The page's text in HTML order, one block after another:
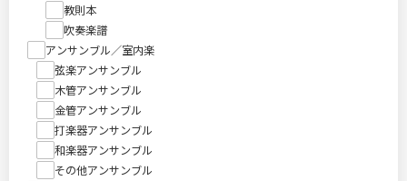
教則本
吹奏楽譜
アンサンブル／室内楽
弦楽アンサンブル
木管アンサンブル
金管アンサンブル
打楽器アンサンブル
和楽器アンサンブル
その他アンサンブル